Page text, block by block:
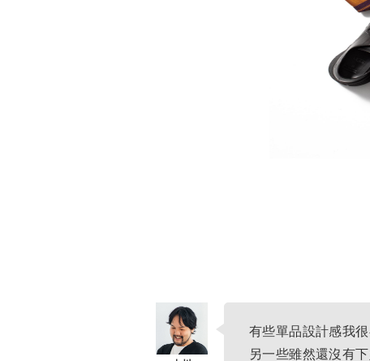
有些單品設計感我
另一些雖然還沒有